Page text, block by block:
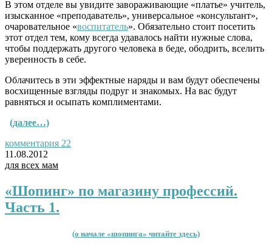
В этом отделе вы увидите завораживающие «платье» учитель,
изысканное «преподаватель», универсальное «консультант»,
очаровательное «воспитатель». Обязательно стоит посетить
этот отдел тем, кому всегда удавалось найти нужные слова,
чтобы поддержать другого человека в беде, ободрить, вселить
уверенность в себе.
Облачитесь в эти эффектные наряды и вам будут обеспечены
восхищенные взгляды подруг и знакомых. На вас будут
равняться и осыпать комплиментами.
(далее…)
комментария 22
11.08.2012
для всех мам
«Шопинг» по магазину профессий.
Часть 1.
(о начале «шопинга» читайте здесь)